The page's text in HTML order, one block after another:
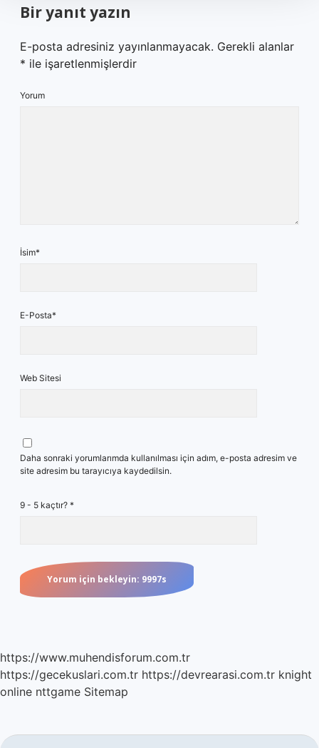
Bir yanıt yazın
E-posta adresiniz yayınlanmayacak. Gerekli alanlar
* ile işaretlenmişlerdir
Yorum
İsim*
E-Posta*
Web Sitesi
Daha sonraki yorumlarımda kullanılması için adım, e-posta adresim ve
site adresim bu tarayıcıya kaydedilsin.
9 - 5 kaçtır? *
https://www.muhendisforum.com.tr
https://gecekuslari.com.tr https://devrearasi.com.tr knight
online nttgame Sitemap